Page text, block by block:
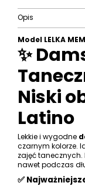
Opis
Model LELKA
✨
Niski
Latino
Lekkie i wygodne
czarnym kolorze.
zajęć tanecznych.
nawet podczas
✅